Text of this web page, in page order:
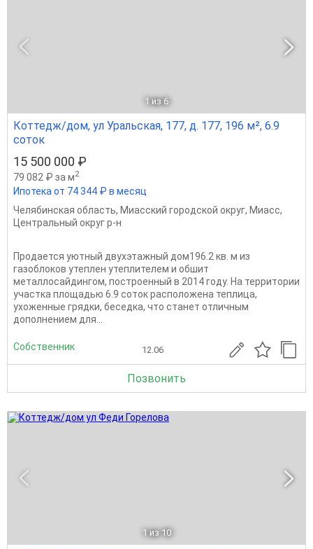
1 из 6
Коттедж/дом, ул Уральская, 177, д. 177, 196 м², 6.9
соток
15 500 000 ₽
79 082 ₽ за м2
Ипотека от 74 344 ₽ в месяц
Челябинская область, Миасский городской округ, Миасс,
Центральный округ р-н
Продается уютный двухэтажный дом196.2 кв. м из
газоблоков утеплен утеплителем и обшит
металлосайдингом, построенный в 2014 году. На территории
участка площадью 6.9 соток расположена теплица,
ухоженные грядки, беседка, что станет отличным
дополнением для...
Собственник 12.06
Позвонить
1 из 10